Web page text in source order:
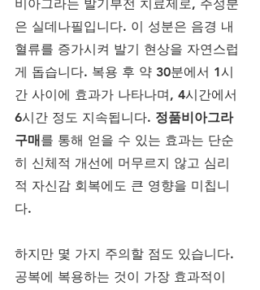
비아그라는 발기부전 치료제로, 주성분
은 실데나필입니다. 이 성분은 음경 내
혈류를 증가시켜 발기 현상을 자연스럽
게 돕습니다. 복용 후 약 30분에서 1시
간 사이에 효과가 나타나며, 4시간에서
6시간 정도 지속됩니다. 정품비아그라
구매를 통해 얻을 수 있는 효과는 단순
히 신체적 개선에 머무르지 않고 심리
적 자신감 회복에도 큰 영향을 미칩니
다.
하지만 몇 가지 주의할 점도 있습니다.
공복에 복용하는 것이 가장 효과적이